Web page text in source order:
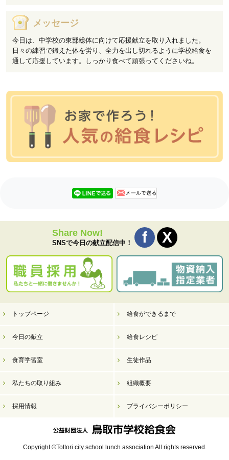
メッセージ
今日は、中学校の東部総体に向けて応援献立を取り入れました。
日々の練習で鍛えた体を労り、全力を出し切れるように学校給食を
通して応援しています。しっかり食べて頑張ってくださいね。
Share Now!
SNSで今日の献立配信中！
トップページ 給食ができるまで
今日の献立 給食レシピ
食育学習室 生徒作品
私たちの取り組み 組織概要
採用情報 プライバシーポリシー
Copyright ©Tottori city school lunch association All rights reserved.